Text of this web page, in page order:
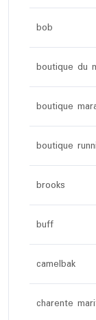
bob
boutique du
boutique
boutique
brooks
buff
camelbak
charente